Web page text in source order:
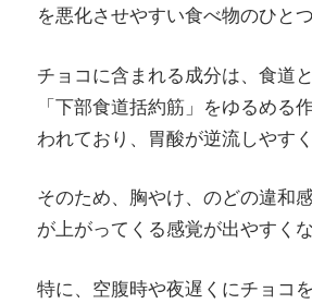
を悪化させやすい食べ物のひと
チョコに含まれる成分は、食道
「下部食道括約筋」をゆるめる
われており、胃酸が逆流しやす
そのため、胸やけ、のどの違和
が上がってくる感覚が出やすく
特に、空腹時や夜遅くにチョコ